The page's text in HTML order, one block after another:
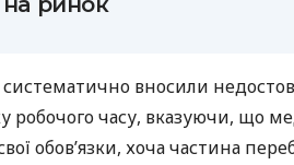
вносили
робочого часу, вказуючи, що
обов’язки, хоча частина